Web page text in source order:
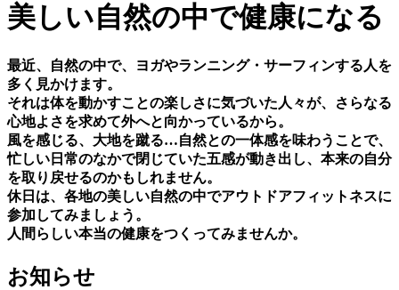
美しい⾃然の中で健康になる
最近、⾃然の中で、ヨガやランニング・サーフィンする⼈を
多く⾒かけます。
それは体を動かすことの楽しさに気づいた⼈々が、さらなる
⼼地よさを求めて外へと向かっているから。
⾵を感じる、⼤地を蹴る…⾃然との⼀体感を味わうことで、
忙しい⽇常のなかで閉じていた五感が動き出し、本来の⾃分
を取り戻せるのかもしれません。
休⽇は、各地の美しい⾃然の中でアウトドアフィットネスに
参加してみましょう。
⼈間らしい本当の健康をつくってみませんか。
お知らせ